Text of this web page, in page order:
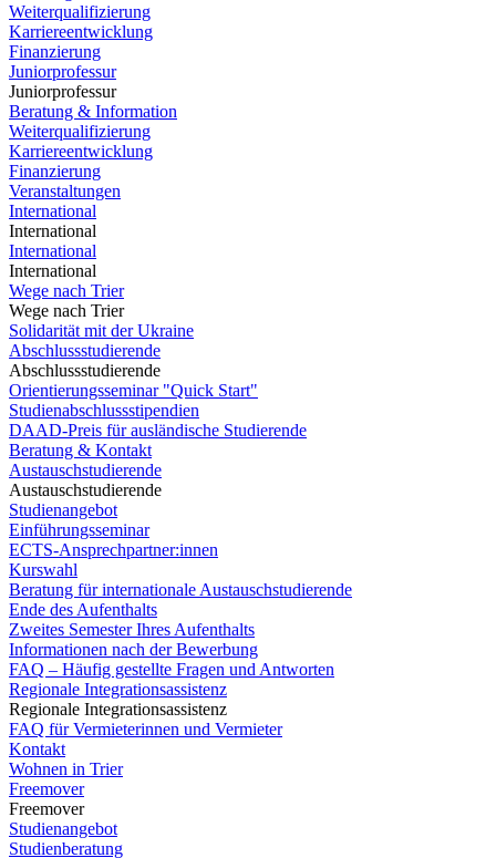
Weiterqualifizierung
Karriereentwicklung
Finanzierung
Juniorprofessur
Juniorprofessur
Beratung & Information
Weiterqualifizierung
Karriereentwicklung
Finanzierung
Veranstaltungen
International
International
International
International
Wege nach Trier
Wege nach Trier
Solidarität mit der Ukraine
Abschlussstudierende
Abschlussstudierende
Orientierungsseminar "Quick Start"
Studienabschlussstipendien
DAAD-Preis für ausländische Studierende
Beratung & Kontakt
Austauschstudierende
Austauschstudierende
Studienangebot
Einführungsseminar
ECTS-Ansprechpartner:innen
Kurswahl
Beratung für internationale Austauschstudierende
Ende des Aufenthalts
Zweites Semester Ihres Aufenthalts
Informationen nach der Bewerbung
FAQ – Häufig gestellte Fragen und Antworten
Regionale Integrationsassistenz
Regionale Integrationsassistenz
FAQ für Vermieterinnen und Vermieter
Kontakt
Wohnen in Trier
Freemover
Freemover
Studienangebot
Studienberatung